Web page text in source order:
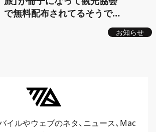
で無料配布されてるそうで
お知らせ
イルやウェブのネタ、 ニュース、 Mac